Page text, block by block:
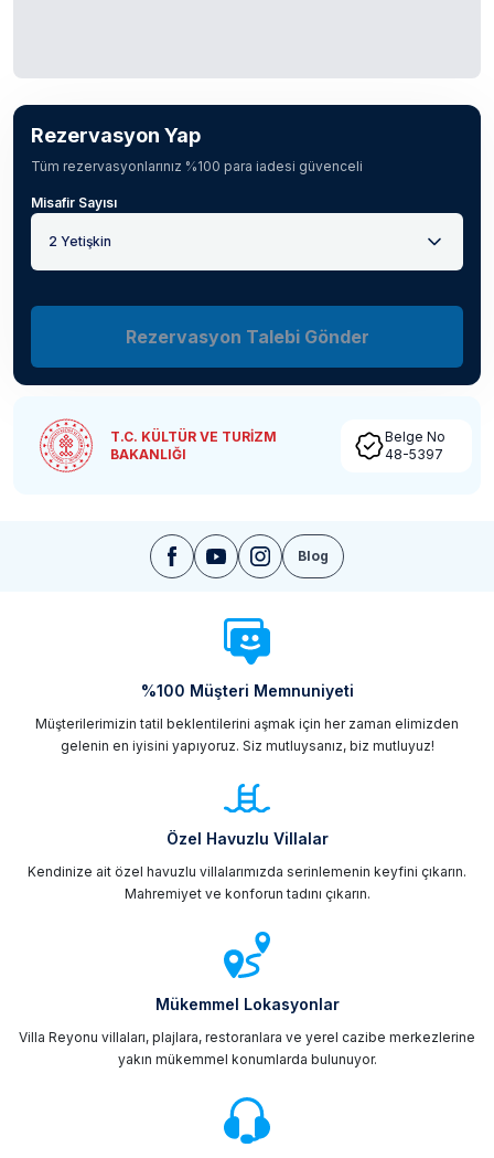
Rezervasyon Yap
Tüm rezervasyonlarınız %100 para iadesi güvenceli
Misafir Sayısı
2 Yetişkin
Rezervasyon Talebi Gönder
T.C. KÜLTÜR VE TURİZM
BAKANLIĞI
Belge No
48-5397
Blog
%100 Müşteri Memnuniyeti
Müşterilerimizin tatil beklentilerini aşmak için her zaman elimizden
gelenin en iyisini yapıyoruz. Siz mutluysanız, biz mutluyuz!
Özel Havuzlu Villalar
Kendinize ait özel havuzlu villalarımızda serinlemenin keyfini çıkarın.
Mahremiyet ve konforun tadını çıkarın.
Mükemmel Lokasyonlar
Villa Reyonu villaları, plajlara, restoranlara ve yerel cazibe merkezlerine
yakın mükemmel konumlarda bulunuyor.